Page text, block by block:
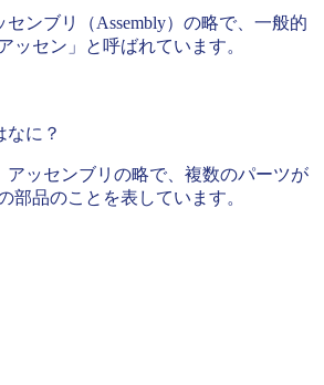
センブリ（Assembly）の略で、一般的
ッセン」と呼ばれています。
に？
アッセンブリの略で、複数のパーツが
部品のことを表しています。